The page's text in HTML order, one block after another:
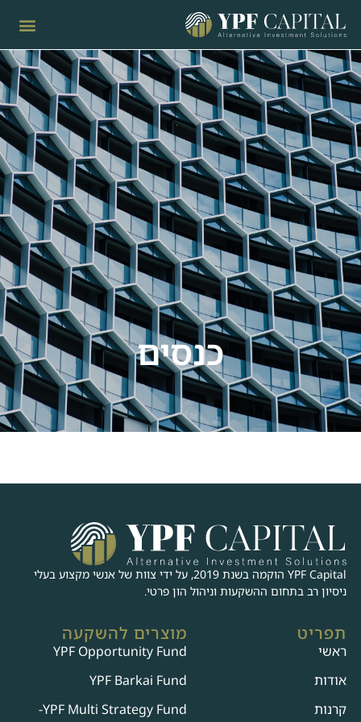
כנסים
YPF Capital הוקמה בשנת 2019, על ידי צוות של אנשי מקצוע בעלי
ניסיון רב בתחום ההשקעות וניהול הון פרטי.
תפריט
ראשי
אודות
קרנות
מוצרים להשקעה
YPF Opportunity Fund
YPF Barkai Fund
YPF Multi Strategy Fund-